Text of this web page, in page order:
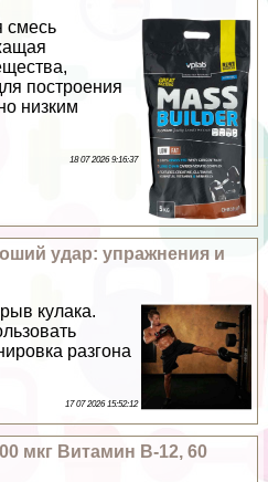
смесь
построения
низким
18 07 2026 9:16:37
удар: упражнения и
кулака.
разгона
17 07 2026 15:52:12
мкг Витамин B-12, 60